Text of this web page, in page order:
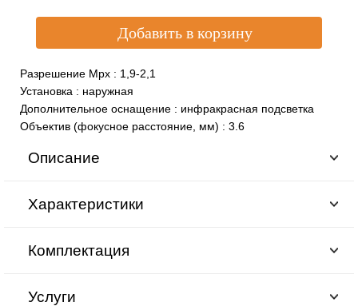
Разрешение Mpx : 1,9-2,1
Установка : наружная
Дополнительное оснащение : инфракрасная подсветка
Объектив (фокусное расстояние, мм) : 3.6
Описание
Характеристики
Комплектация
Услуги